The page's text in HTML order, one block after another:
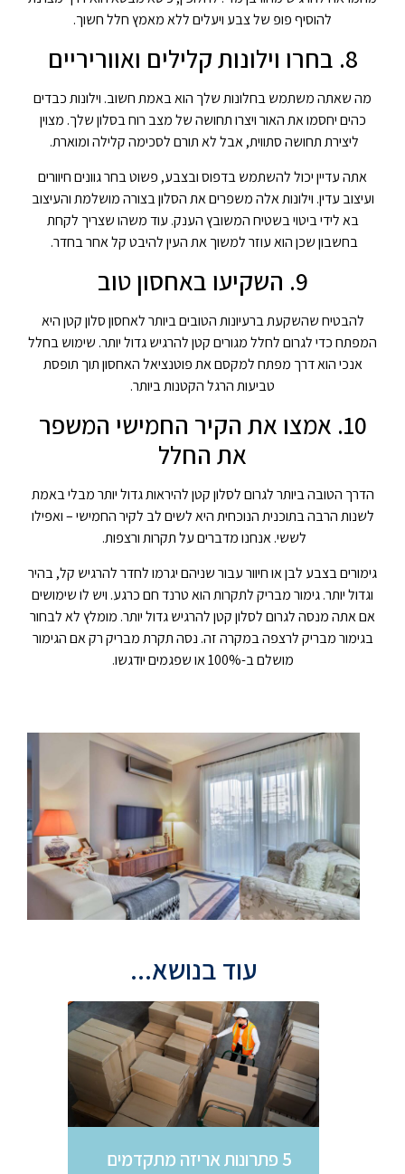
להוסיף פופ של צבע ויעלים ללא מאמץ חלל חשוך.
8. בחרו וילונות קלילים ואווריריים
מה שאתה משתמש בחלונות שלך הוא באמת חשוב. וילונות כבדים
כהים יחסמו את האור ויצרו תחושה של מצב רוח בסלון שלך. מצוין
ליצירת תחושה סתווית, אבל לא תורם לסכימה קלילה ומוארת.
אתה עדיין יכול להשתמש בדפוס ובצבע, פשוט בחר גוונים חיוורים
ועיצוב עדין. וילונות אלה משפרים את הסלון בצורה מושלמת והעיצוב
בא לידי ביטוי בשטיח המשובץ הענק. עוד משהו שצריך לקחת
בחשבון שכן הוא עוזר למשוך את העין להיבט קל אחר בחדר.
9. השקיעו באחסון טוב
להבטיח שהשקעת ברעיונות הטובים ביותר לאחסון סלון קטן היא
המפתח כדי לגרום לחלל מגורים קטן להרגיש גדול יותר. שימוש בחלל
אנכי הוא דרך מפתח למקסם את פוטנציאל האחסון תוך תופסת
טביעות הרגל הקטנות ביותר.
10. אמצו את הקיר החמישי המשפר
את החלל
הדרך הטובה ביותר לגרום לסלון קטן להיראות גדול יותר מבלי באמת
לשנות הרבה בתוכנית הנוכחית היא לשים לב לקיר החמישי – ואפילו
לששי. אנחנו מדברים על תקרות ורצפות.
גימורים בצבע לבן או חיוור עבור שניהם יגרמו לחדר להרגיש קל, בהיר
וגדול יותר. גימור מבריק לתקרות הוא טרנד חם כרגע. ויש לו שימושים
אם אתה מנסה לגרום לסלון קטן להרגיש גדול יותר. מומלץ לא לבחור
בגימור מבריק לרצפה במקרה זה. נסה תקרת מבריק רק אם הגימור
מושלם ב-100% או שפגמים יודגשו.
עוד בנושא...
5 פתרונות אריזה מתקדמים